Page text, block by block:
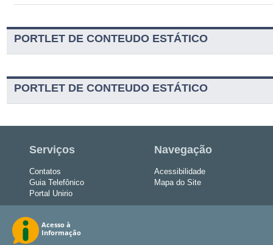
PORTLET DE CONTEUDO ESTÁTICO
PORTLET DE CONTEUDO ESTÁTICO
Serviços
Contatos
Guia Telefônico
Portal Unirio
Navegação
Acessibilidade
Mapa do Site